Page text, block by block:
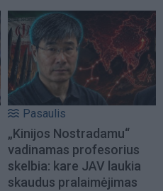
Pasaulis
„Kinijos Nostradamu“
vadinamas profesorius
skelbia: kare JAV laukia
skaudus pralaimėjimas